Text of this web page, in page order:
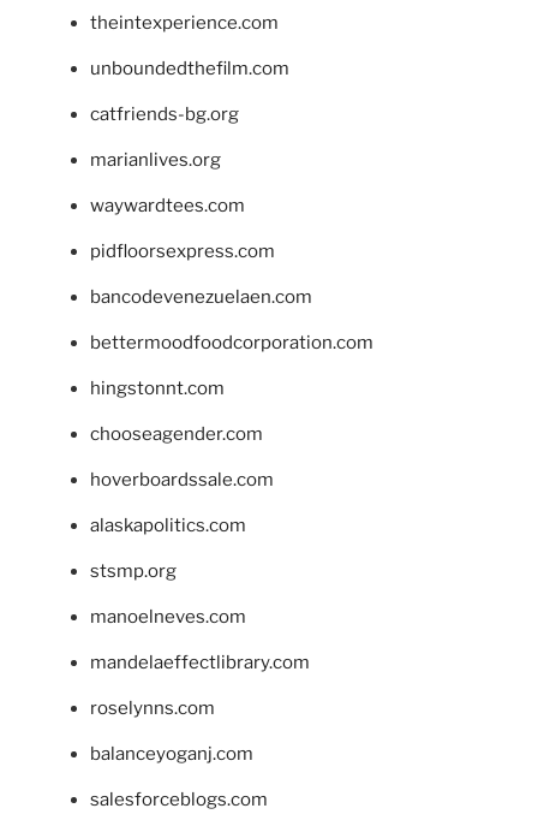
theintexperience.com
unboundedthefilm.com
catfriends-bg.org
marianlives.org
waywardtees.com
pidfloorsexpress.com
bancodevenezuelaen.com
bettermoodfoodcorporation.com
hingstonnt.com
chooseagender.com
hoverboardssale.com
alaskapolitics.com
stsmp.org
manoelneves.com
mandelaeffectlibrary.com
roselynns.com
balanceyoganj.com
salesforceblogs.com